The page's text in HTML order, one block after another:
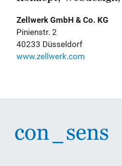
Zellwerk GmbH & Co. KG
Pinienstr. 2
40233 Düsseldorf
www.zellwerk.com